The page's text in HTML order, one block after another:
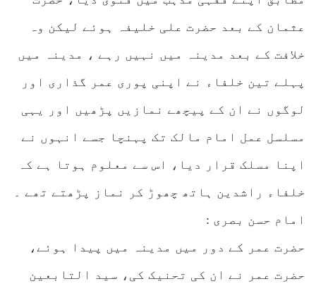
عثمان کے بعد حضرت علی خلیفہ ہوئے لیکن وہ
خلافت کے بعد مدینہ میں نہیں رہے ، مدینہ میں
پہلے تین خلفاء نے اپنی پوری عمر گذاری اور
لوگوں نے ان کے پیچھے نمازیں پڑھیں اور یہی
مسلسل عمل امام مالک تک پہنچا جسے انہوں نے
اپنا مسلک قرار دیا، اس سے معلوم ہوتا ہے کہ
خلفاء راشدین ہاتھ چھوڑ کر نماز پڑھتے تھے ۔
امام حسن بصری :
حضرت عمر کے دور میں مدینہ میں پیدا ہوئے،
حضرت عمر نے ان کی تحنیک کی، سید التابعین